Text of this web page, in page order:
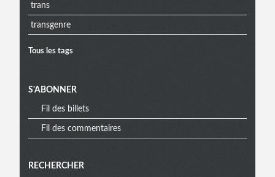
trans
transgenre
Tous les tags
S'ABONNER
Fil des billets
Fil des commentaires
RECHERCHER